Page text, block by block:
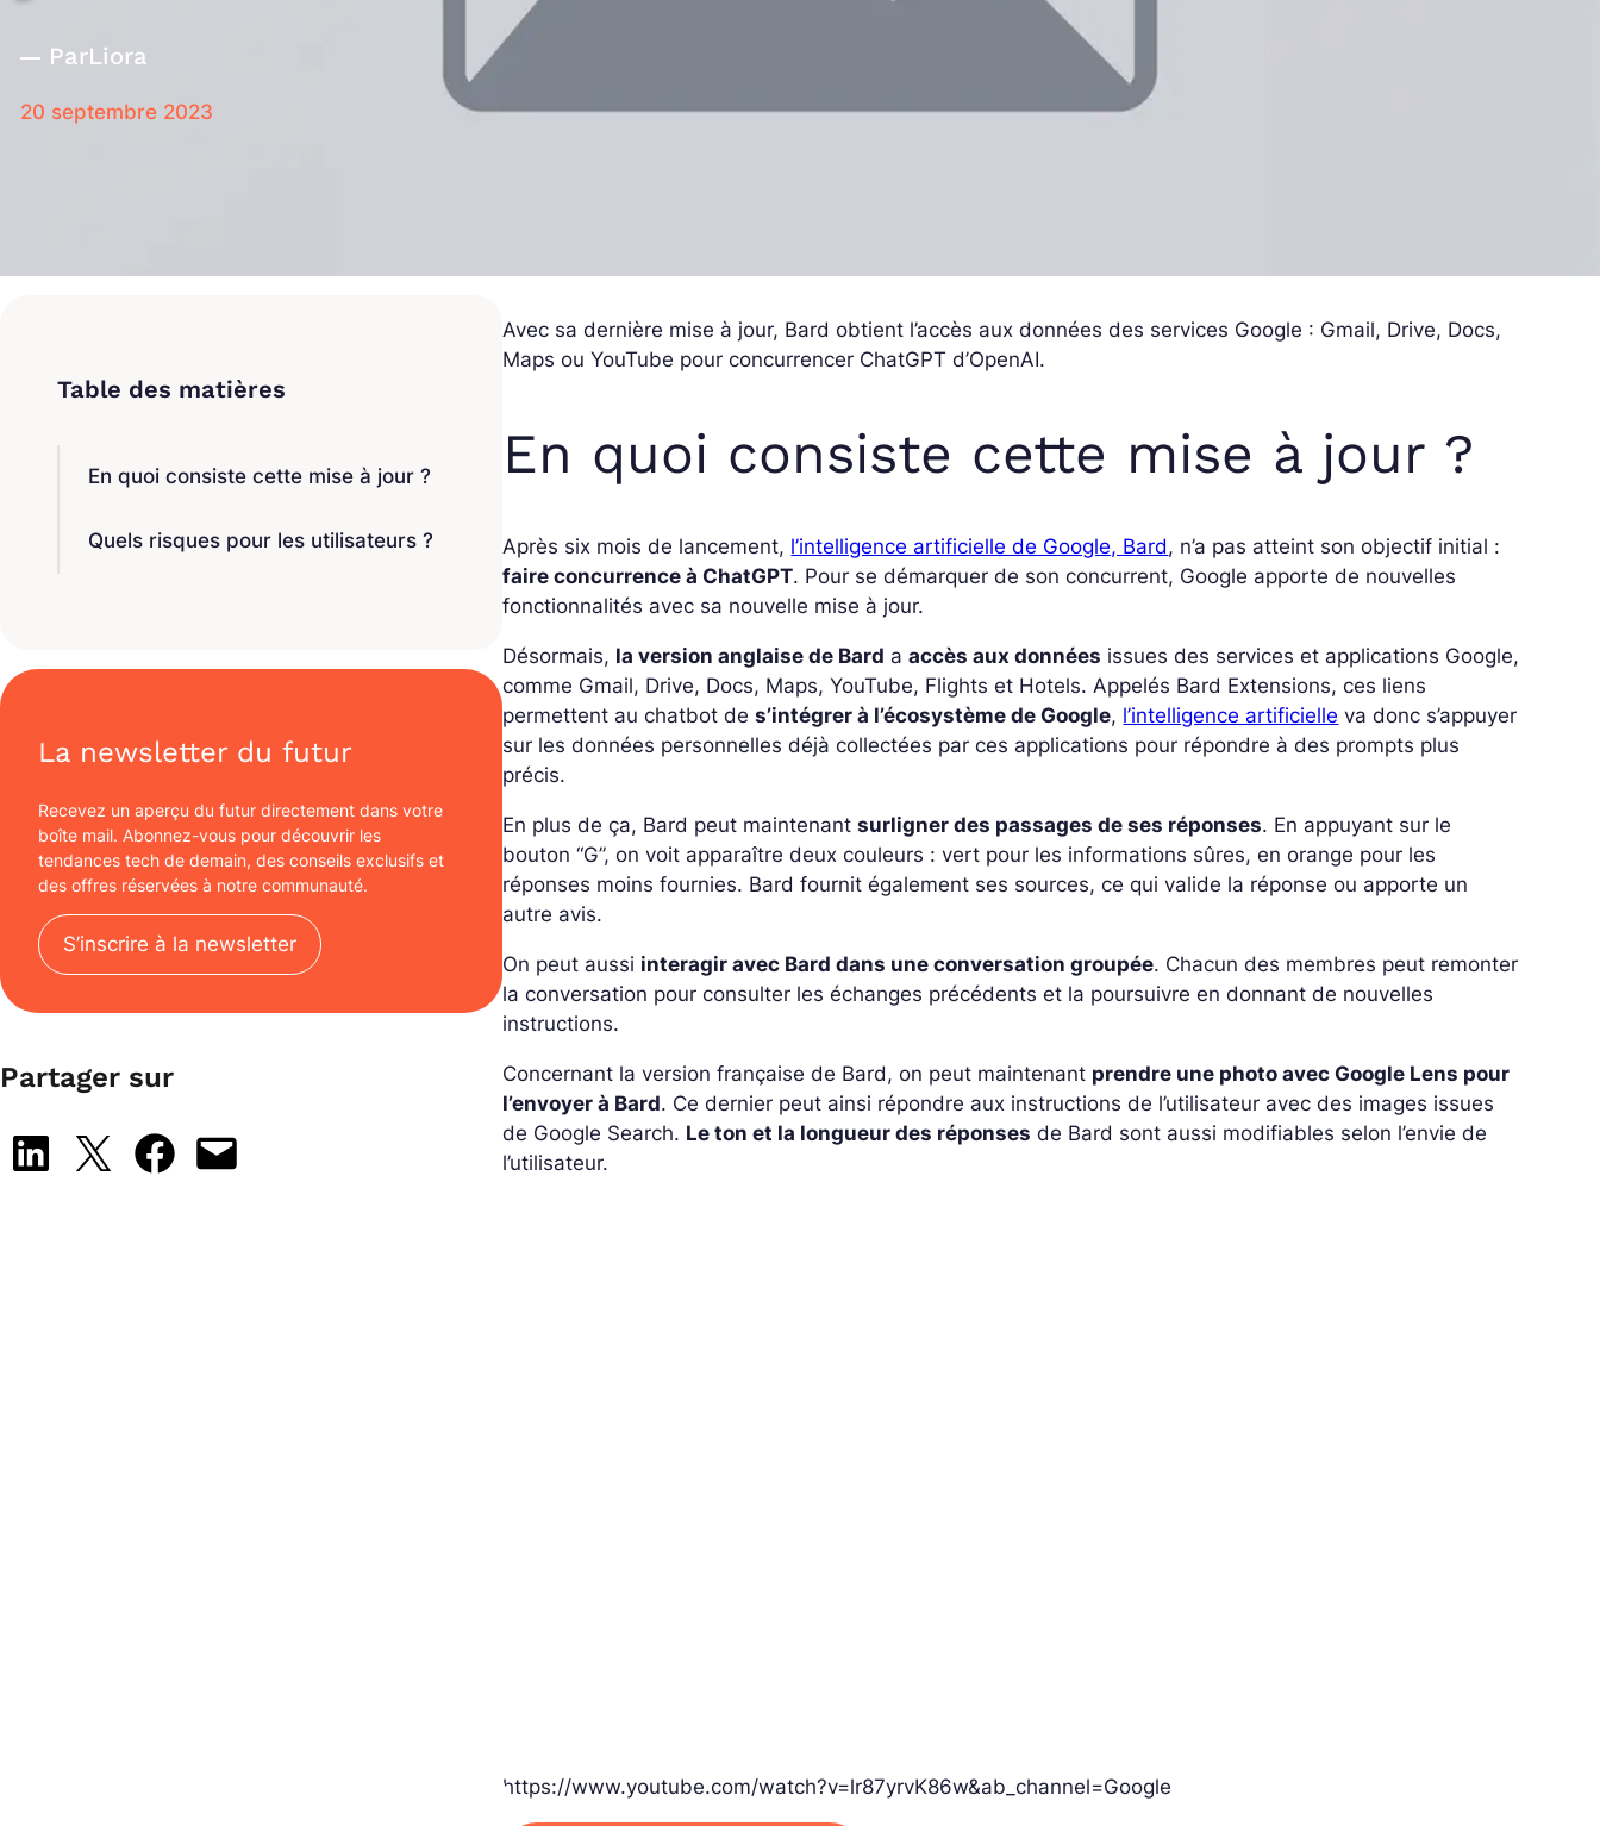
ParLiora
20 septembre 2023
En quoi consiste cette mise à jour ?
Quels risques pour les utilisateurs ?
La newsletter du futur
Recevez un aperçu du futur directement dans votre
boîte mail. Abonnez-vous pour découvrir les
tendances tech de demain, des conseils exclusifs et
des offres réservées à notre communauté.
S’inscrire à la newsletter
Partager sur
Share on LinkedIn
Share on X Share on Facebook
Email this Page
Avec sa dernière mise à jour, Bard obtient l’accès aux données des services Google : Gmail, Drive, Docs,
Maps ou YouTube pour concurrencer ChatGPT d’OpenAI.
En quoi consiste cette mise à jour ?
Après six mois de lancement, l’intelligence artificielle de Google, Bard, n’a pas atteint son objectif initial :
faire concurrence à ChatGPT. Pour se démarquer de son concurrent, Google apporte de nouvelles
fonctionnalités avec sa nouvelle mise à jour.
Désormais, la version anglaise de Bard aaccès aux données issues des services et applications Google,
comme Gmail, Drive, Docs, Maps, YouTube, Flights et Hotels. Appelés Bard Extensions, ces liens
permettent au chatbot des’intégrer à l’écosystème de Google, l’intelligence artificielle va donc s’appuyer
sur les données personnelles déjà collectées par ces applications pour répondre à des prompts plus
précis.
En plus de ça, Bard peut maintenantsurligner des passages de ses réponses. En appuyant sur le
bouton “G”, on voit apparaître deux couleurs : vert pour les informations sûres, en orange pour les
réponses moins fournies. Bard fournit également ses sources, ce qui valide la réponse ou apporte un
autre avis.
On peut aussi interagir avec Bard dans une conversation groupée. Chacun des membres peut remonter
la conversation pour consulter les échanges précédents et la poursuivre en donnant de nouvelles
instructions.
Concernant la version française de Bard, on peut maintenant prendre une photo avec Google Lens pour
l’envoyer à Bard. Ce dernier peut ainsi répondre aux instructions de l’utilisateur avec des images issues
de Google Search. Le ton et la longueur des réponses de Bard sont aussi modifiables selon l’envie de
l’utilisateur.
https://www.youtube.com/watch?v=lr87yrvK86w&ab_channel=Google